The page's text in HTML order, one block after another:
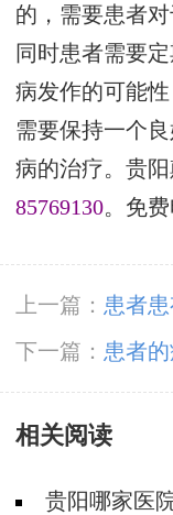
的，需要患者
同时患者需要
病发作的可能
需要保持一个
病的治疗。贵阳
85769130。免费
上一篇： 患者
下一篇： 患者
相关阅读
贵阳哪家医